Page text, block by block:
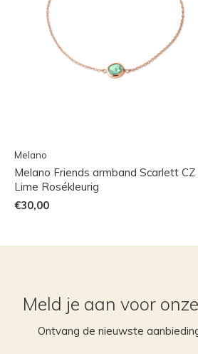
Melano
Melano Friends armband Scarlett CZ
Lime Rosékleurig
€30,00
Meld je aan voor
Ontvang de nieuwste